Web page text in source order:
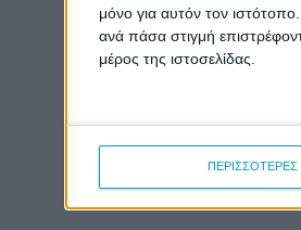
μόνο για αυτόν τον
ανά πάσα στιγμή
μέρος της ιστοσελίδας.
ΠΕΡΙΣΣΟΤΕΡΕΣ